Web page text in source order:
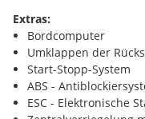
Extras:
Bordcomputer
Umklappen der
Start-Stopp-System
ABS -
ESC - Elektronische